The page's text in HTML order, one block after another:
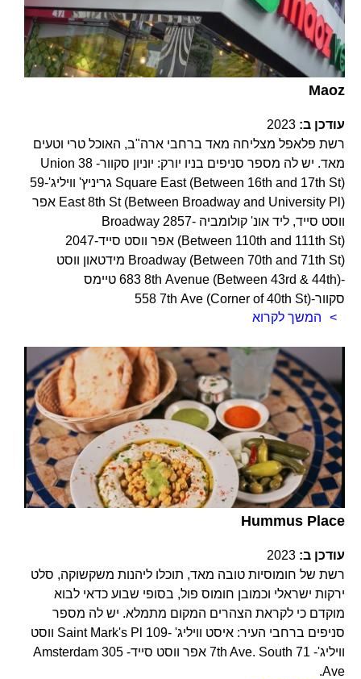
Maoz
עודכן ב: 2023
רשת פלאפל מצליחה מאד ברחבי ארה"ב, האוכל טרי וטעים
מאד. יש לה מספר סניפים בניו יורק: יוניון סקוור- 38 Union
Square East (Between 16th and 17th St) גריניץ' וויליג'-59
East 8th St (Between Broadway and University Pl) אפר
ווסט סייד, ליד אונ' קולומביה -2857 Broadway
(Between 110th and 111th St) אפר ווסט סייד-2047
Broadway (Between 70th and 71th St) מידטאון ווסט
-683 8th Avenue (Between 43rd & 44th) טיימס
סקוור-558 7th Ave (Corner of 40th St)
המשך לקרוא
Hummus Place
עודכן ב: 2023
רשת של חומוסיות טובה מאד, תוכלו ליהנות משקשוקה, סלט
ירקות ישראלי וכמובן חומוס פול, בסופי שבוע כדאי לבוא
מוקדם כי לקראת הצהרים המקום מתמלא. יש לה מספר
סניפים ברחבי העיר: איסט וויליג' -109 Saint Mark's Pl ווסט
וויליג'- 71 7th Ave. South אפר ווסט סייד- 305 Amsterdam
Ave.